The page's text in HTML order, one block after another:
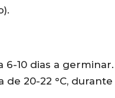
10 dias a germinar.
20-22 °C, durante